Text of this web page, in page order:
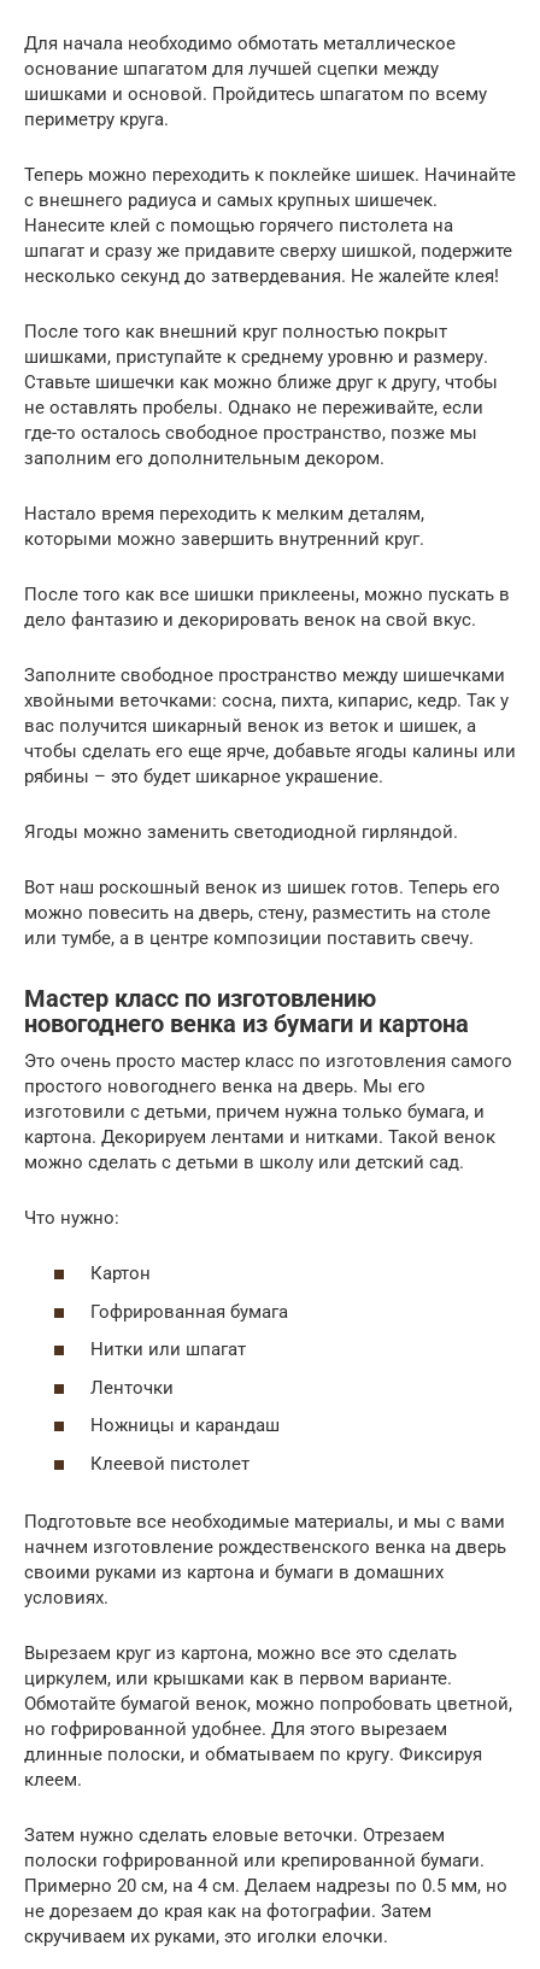
Для начала необходимо обмотать металлическое
основание шпагатом для лучшей сцепки между
шишками и основой. Пройдитесь шпагатом по всему
периметру круга.
Теперь можно переходить к поклейке шишек. Начинайте
с внешнего радиуса и самых крупных шишечек.
Нанесите клей с помощью горячего пистолета на
шпагат и сразу же придавите сверху шишкой, подержите
несколько секунд до затвердевания. Не жалейте клея!
После того как внешний круг полностью покрыт
шишками, приступайте к среднему уровню и размеру.
Ставьте шишечки как можно ближе друг к другу, чтобы
не оставлять пробелы. Однако не переживайте, если
где-то осталось свободное пространство, позже мы
заполним его дополнительным декором.
Настало время переходить к мелким деталям,
которыми можно завершить внутренний круг.
После того как все шишки приклеены, можно пускать в
дело фантазию и декорировать венок на свой вкус.
Заполните свободное пространство между шишечками
хвойными веточками: сосна, пихта, кипарис, кедр. Так у
вас получится шикарный венок из веток и шишек, а
чтобы сделать его еще ярче, добавьте ягоды калины или
рябины – это будет шикарное украшение.
Ягоды можно заменить светодиодной гирляндой.
Вот наш роскошный венок из шишек готов. Теперь его
можно повесить на дверь, стену, разместить на столе
или тумбе, а в центре композиции поставить свечу.
Мастер класс по изготовлению
новогоднего венка из бумаги и картона
Это очень просто мастер класс по изготовления самого
простого новогоднего венка на дверь. Мы его
изготовили с детьми, причем нужна только бумага, и
картона. Декорируем лентами и нитками. Такой венок
можно сделать с детьми в школу или детский сад.
Что нужно:
Картон
Гофрированная бумага
Нитки или шпагат
Ленточки
Ножницы и карандаш
Клеевой пистолет
Подготовьте все необходимые материалы, и мы с вами
начнем изготовление рождественского венка на дверь
своими руками из картона и бумаги в домашних
условиях.
Вырезаем круг из картона, можно все это сделать
циркулем, или крышками как в первом варианте.
Обмотайте бумагой венок, можно попробовать цветной,
но гофрированной удобнее. Для этого вырезаем
длинные полоски, и обматываем по кругу. Фиксируя
клеем.
Затем нужно сделать еловые веточки. Отрезаем
полоски гофрированной или крепированной бумаги.
Примерно 20 см, на 4 см. Делаем надрезы по 0.5 мм, но
не дорезаем до края как на фотографии. Затем
скручиваем их руками, это иголки елочки.